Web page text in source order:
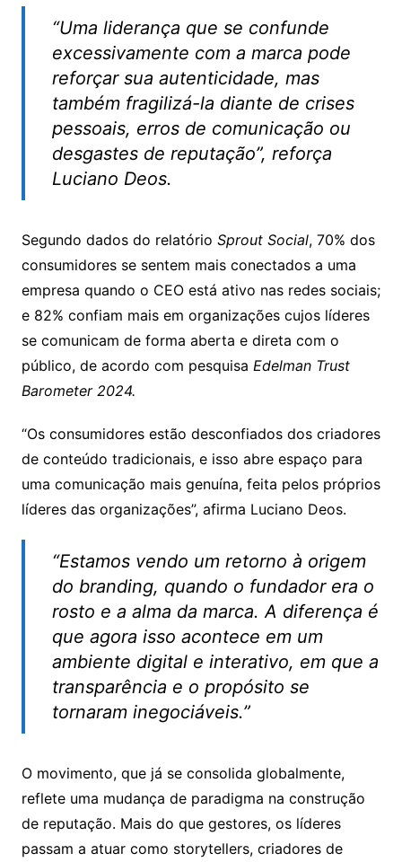
“Uma liderança que se confunde
excessivamente com a marca pode
reforçar sua autenticidade, mas
também fragilizá-la diante de crises
pessoais, erros de comunicação ou
desgastes de reputação”, reforça
Luciano Deos.
Segundo dados do relatório Sprout Social, 70% dos
consumidores se sentem mais conectados a uma
empresa quando o CEO está ativo nas redes sociais;
e 82% confiam mais em organizações cujos líderes
se comunicam de forma aberta e direta com o
público, de acordo com pesquisa Edelman Trust
Barometer 2024.
“Os consumidores estão desconfiados dos criadores
de conteúdo tradicionais, e isso abre espaço para
uma comunicação mais genuína, feita pelos próprios
líderes das organizações”, afirma Luciano Deos.
“Estamos vendo um retorno à origem
do branding, quando o fundador era o
rosto e a alma da marca. A diferença é
que agora isso acontece em um
ambiente digital e interativo, em que a
transparência e o propósito se
tornaram inegociáveis.”
O movimento, que já se consolida globalmente,
reflete uma mudança de paradigma na construção
de reputação. Mais do que gestores, os líderes
passam a atuar como storytellers, criadores de